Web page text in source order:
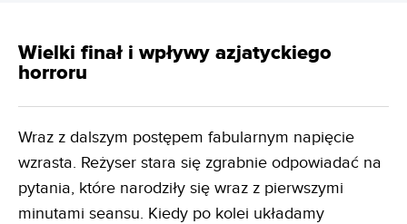
Wielki finał i wpływy azjatyckiego
horroru
Wraz z dalszym postępem fabularnym napięcie
wzrasta. Reżyser stara się zgrabnie odpowiadać na
pytania, które narodziły się wraz z pierwszymi
minutami seansu. Kiedy po kolei układamy